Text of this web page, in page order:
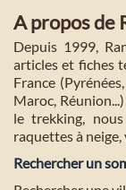
A propos de
Depuis 1999,
articles et fiches
France
Maroc,
le trekking,
raquettes à
Rechercher un